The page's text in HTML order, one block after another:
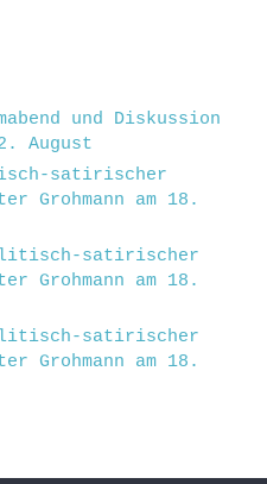
und Diskussion
August
satirischer
Grohmann am 18.
satirischer
Grohmann am 18.
satirischer
Grohmann am 18.